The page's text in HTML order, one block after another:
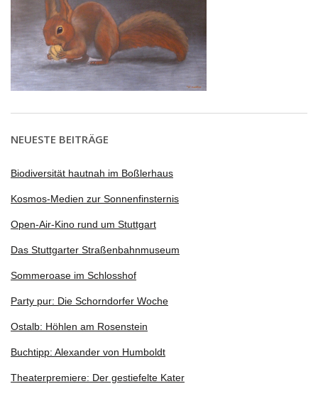
NEUESTE BEITRÄGE
Biodiversität hautnah im Boßlerhaus
Kosmos-Medien zur Sonnenfinsternis
Open-Air-Kino rund um Stuttgart
Das Stuttgarter Straßenbahnmuseum
Sommeroase im Schlosshof
Party pur: Die Schorndorfer Woche
Ostalb: Höhlen am Rosenstein
Buchtipp: Alexander von Humboldt
Theaterpremiere: Der gestiefelte Kater